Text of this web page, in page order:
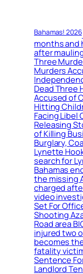
Bahamas! 2026
months and
after
Three
Murders
Dead Three
Accused of
Hitting
Facing Libel
Releasing
of Killing
Burglary,
Lynette
search for
Bahamas
the missing
charged
video
Set For
Shooting
Road area
injured two
becomes
fatality
Sentence
Landlord